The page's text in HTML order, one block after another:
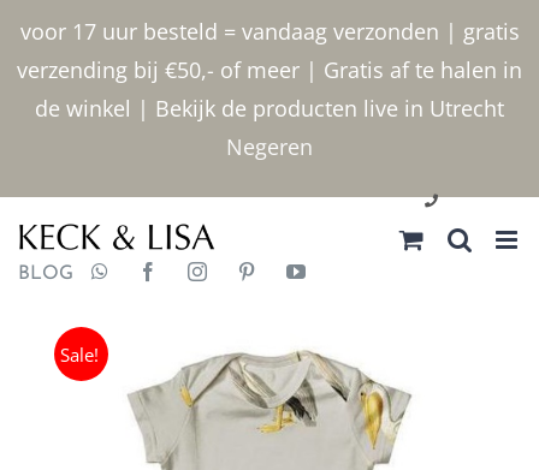
voor 17 uur besteld = vandaag verzonden | gratis
verzending bij €50,- of meer | Gratis af te halen in
de winkel | Bekijk de producten live in Utrecht
Negeren
inhoud
030 2400000
BLOG
Sale!